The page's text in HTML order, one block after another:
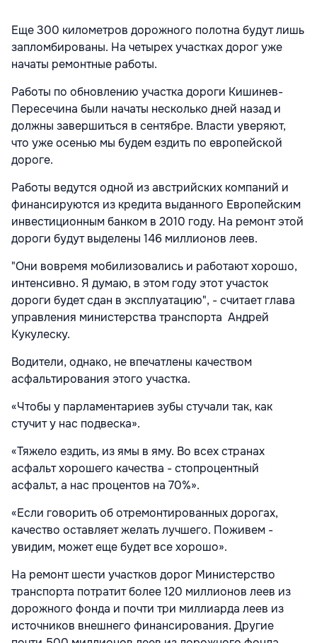
Еще 300 километров дорожного полотна будут лишь
запломбированы. На четырех участках дорог уже
начаты ремонтные работы.
Работы по обновлению участка дороги Кишинев-
Пересечина были начаты несколько дней назад и
должны завершиться в сентябре. Власти уверяют,
что уже осенью мы будем ездить по европейской
дороге.
Работы ведутся одной из австрийских компаний и
финансируются из кредита выданного Европейским
инвестиционным банком в 2010 году. На ремонт этой
дороги будут выделены 146 миллионов леев.
"Они вовремя мобилизовались и работают хорошо,
интенсивно. Я думаю, в этом году этот участок
дороги будет сдан в эксплуатацию", - считает глава
управления министерства транспорта Андрей
Кукулеску.
Водители, однако, не впечатлены качеством
асфальтирования этого участка.
«Чтобы у парламентариев зубы стучали так, как
стучит у нас подвеска».
«Тяжело ездить, из ямы в яму. Во всех странах
асфальт хорошего качества - стопроцентный
асфальт, а нас процентов на 70%».
«Если говорить об отремонтированных дорогах,
качество оставляет желать лучшего. Поживем -
увидим, может еще будет все хорошо».
На ремонт шести участков дорог Министерство
транспорта потратит более 120 миллионов леев из
дорожного фонда и почти три миллиарда леев из
источников внешнего финансирования. Другие